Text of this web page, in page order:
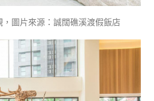
圖片來源：誠闊礁溪渡假飯店